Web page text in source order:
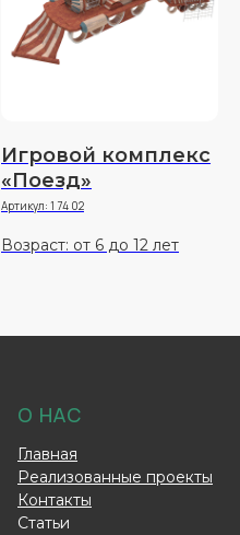
Игровой комплекс
«Поезд»
Артикул: 1 74 02
Возраст: от 6 до 12 лет
О НАС
Главная
Реализованные проекты
Контакты
Статьи